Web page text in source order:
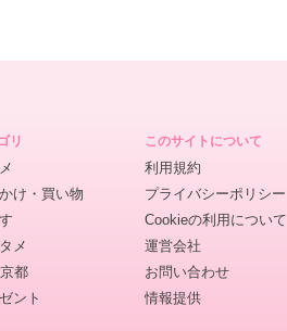
リ
け・買い物
メ
都
ント
このサイトについて
利用規約
プライバシーポリシー
Cookieの利用について
運営会社
お問い合わせ
情報提供